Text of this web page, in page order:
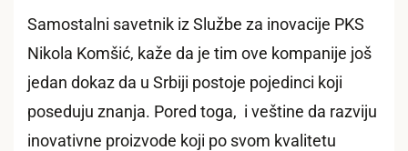
Samostalni savetnik iz Službe za inovacije PKS
Nikola Komšić, kaže da je tim ove kompanije još
jedan dokaz da u Srbiji postoje pojedinci koji
poseduju znanja. Pored toga, i veštine da razviju
inovativne proizvode koji po svom kvalitetu